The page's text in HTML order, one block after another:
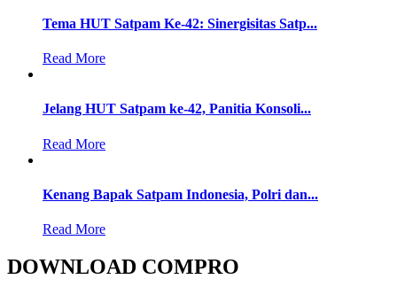
Tema HUT Satpam Ke-42: Sinergisitas Satp...
Read More
Jelang HUT Satpam ke-42, Panitia Konsoli...
Read More
Kenang Bapak Satpam Indonesia, Polri dan...
Read More
DOWNLOAD COMPRO